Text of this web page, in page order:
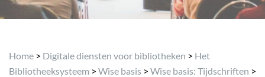
Archief
Home > Digitale diensten voor bibliotheken > Het
Bibliotheeksysteem > Wise basis > Wise basis: Tijdschriften >